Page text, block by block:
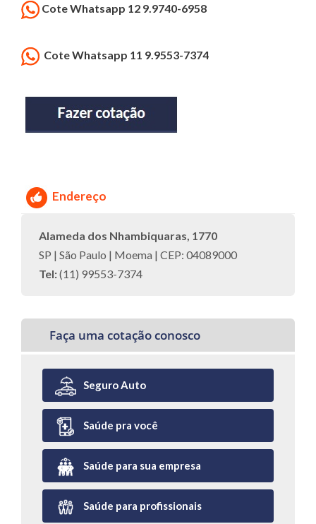
Cote Whatsapp 12 9.9740-6958
Cote Whatsapp 11 9.9553-7374
Endereço
Alameda dos Nhambiquaras, 1770
SP | São Paulo | Moema | CEP: 04089000
Tel:(11) 99553-7374
Faça uma cotação conosco
Seguro Auto
Saúde pra você
Saúde para sua empresa
Saúde para profissionais